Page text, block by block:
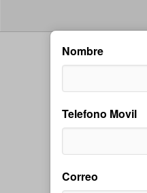
Nombre
Telefono Movil
Correo